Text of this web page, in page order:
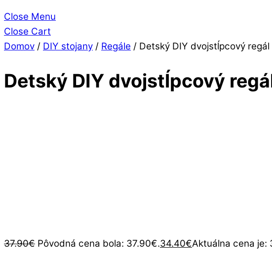
Close Menu
Close Cart
Domov / DIY stojany / Regále / Detský DIY dvojstĺpcový
Detský DIY dvojstĺpcový
37.90€ Pôvodná cena bola: 37.90€.34.40€Aktuálna cena je: